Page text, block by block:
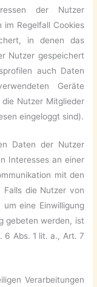
der Nutzer
Regelfall Cookies
in denen das
Nutzer gespeichert
auch Daten
Geräte
Nutzer Mitglieder
eingeloggt sind).
Daten der Nutzer
Interesses an einer
mit den
Falls die Nutzer von
eine Einwilligung
gebeten werden, ist
6 Abs. 1 lit. a., Art. 7
Verarbeitungen